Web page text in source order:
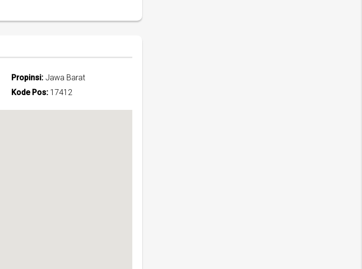
Propinsi: Jawa Barat
Kode Pos: 17412